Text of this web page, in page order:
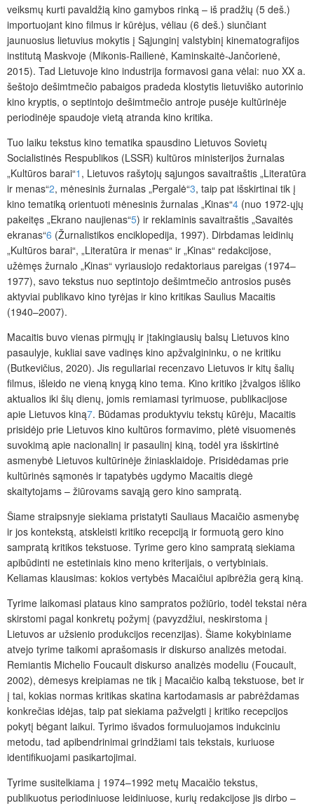
veiksmų kurti pavaldžią kino gamybos rinką – iš pradžių (5 deš.)
importuojant kino filmus ir kūrėjus, vėliau (6 deš.) siunčiant
jaunuosius lietuvius mokytis į Sąjunginį valstybinį kinematografijos
institutą Maskvoje (Mikonis-Railienė, Kaminskaitė-Jančorienė,
2015). Tad Lietuvoje kino industrija formavosi gana vėlai: nuo XX a.
šeštojo dešimtmečio pabaigos pradeda klostytis lietuviško autorinio
kino kryptis, o septintojo dešimtmečio antroje pusėje kultūrinėje
periodinėje spaudoje vietą atranda kino kritika.
Tuo laiku tekstus kino tematika spausdino Lietuvos Sovietų
Socialistinės Respublikos (LSSR) kultūros ministerijos žurnalas
„Kultūros barai“1 , Lietuvos rašytojų sąjungos savaitraštis „Literatūra
ir menas“2, mėnesinis žurnalas „Pergalė“3, taip pat išskirtinai tik į
kino tematiką orientuoti mėnesinis žurnalas „Kinas“4 (nuo 1972-ųjų
pakeitęs „Ekrano naujienas“5) ir reklaminis savaitraštis „Savaitės
ekranas“6 (Žurnalistikos enciklopedija, 1997). Dirbdamas leidinių
„Kultūros barai“, „Literatūra ir menas“ ir „Kinas“ redakcijose,
užėmęs žurnalo „Kinas“ vyriausiojo redaktoriaus pareigas (1974–
1977), savo tekstus nuo septintojo dešimtmečio antrosios pusės
aktyviai publikavo kino tyrėjas ir kino kritikas Saulius Macaitis
(1940–2007).
Macaitis buvo vienas pirmųjų ir įtakingiausių balsų Lietuvos kino
pasaulyje, kukliai save vadinęs kino apžvalgininku, o ne kritiku
(Butkevičius, 2020). Jis reguliariai recenzavo Lietuvos ir kitų šalių
filmus, išleido ne vieną knygą kino tema. Kino kritiko įžvalgos išliko
aktualios iki šių dienų, jomis remiamasi tyrimuose, publikacijose
apie Lietuvos kiną7. Būdamas produktyviu tekstų kūrėju, Macaitis
prisidėjo prie Lietuvos kino kultūros formavimo, plėtė visuomenės
suvokimą apie nacionalinį ir pasaulinį kiną, todėl yra išskirtinė
asmenybė Lietuvos kultūrinėje žiniasklaidoje. Prisidėdamas prie
kultūrinės sąmonės ir tapatybės ugdymo Macaitis diegė
skaitytojams – žiūrovams savąją gero kino sampratą.
Šiame straipsnyje siekiama pristatyti Sauliaus Macaičio asmenybę
ir jos kontekstą, atskleisti kritiko recepciją ir formuotą gero kino
sampratą kritikos tekstuose. Tyrime gero kino sampratą siekiama
apibūdinti ne estetiniais kino meno kriterijais, o vertybiniais.
Keliamas klausimas: kokios vertybės Macaičiui apibrėžia gerą kiną.
Tyrime laikomasi plataus kino sampratos požiūrio, todėl tekstai nėra
skirstomi pagal konkretų požymį (pavyzdžiui, neskirstoma į
Lietuvos ar užsienio produkcijos recenzijas). Šiame kokybiniame
atvejo tyrime taikomi aprašomasis ir diskurso analizės metodai.
Remiantis Michelio Foucault diskurso analizės modeliu (Foucault,
2002), dėmesys kreipiamas ne tik į Macaičio kalbą tekstuose, bet ir
į tai, kokias normas kritikas skatina kartodamasis ar pabrėždamas
konkrečias idėjas, taip pat siekiama pažvelgti į kritiko recepcijos
pokytį bėgant laikui. Tyrimo išvados formuluojamos indukciniu
metodu, tad apibendrinimai grindžiami tais tekstais, kuriuose
identifikuojami pasikartojimai.
Tyrime susitelkiama į 1974–1992 metų Macaičio tekstus,
publikuotus periodiniuose leidiniuose, kurių redakcijose jis dirbo –